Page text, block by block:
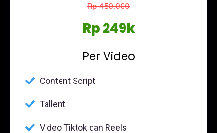
Rp 450.000
Rp 249k
Per Video
Content Script
Tallent
Video Tiktok dan Reels